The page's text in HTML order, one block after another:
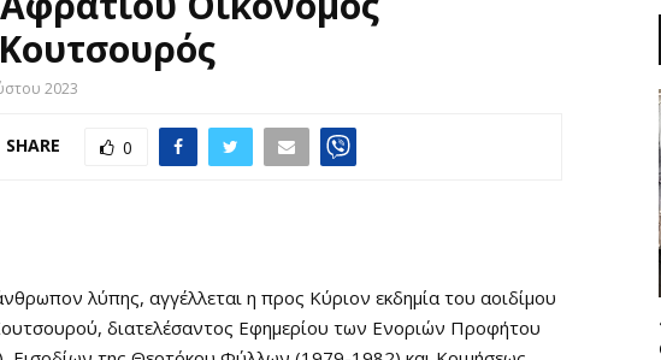
2023
SHARE 0
λύπης, αγγέλλεται η προς Κύριον εκδημία του αοιδίμου
διατελέσαντος Εφημερίου των Ενοριών Προφήτου